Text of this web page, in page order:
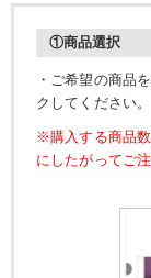
①商品選択
・ご希望の商品
クしてください。
※購入する商品
にしたがってご